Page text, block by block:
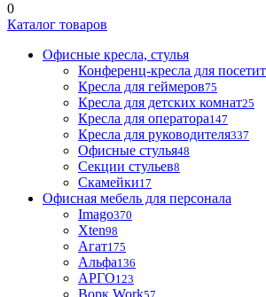
0
Каталог товаров
Офисные кресла, стулья
Конференц-кресла для
Кресла для геймеров75
Кресла для детских комнат25
Кресла для оператора147
Кресла для руководителя337
Офисные стулья48
Секции стульев8
Скамейки17
Офисная мебель для персонала
Imago370
Xten98
Агат175
Альфа136
АРГО123
Ворк Work